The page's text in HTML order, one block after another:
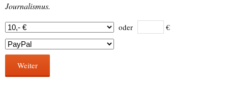
Journalismus.
oder €
Weiter